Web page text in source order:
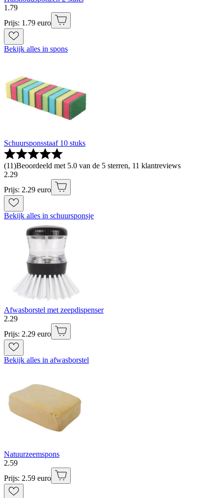
1 .79
Prijs: 1.79 euro
Bekijk alles in spons
Schuursponsstaaf 10 stuks
(11)Beoordeeld met 5.0 van de 5 sterren, 11 klantreviews
2.29
Prijs: 2.29 euro
Bekijk alles in schuursponsje
Afwasborstel met zeepdispenser
2.29
Prijs: 2.29 euro
Bekijk alles in afwasborstel
Natuurzeemspons
2.59
Prijs: 2.59 euro